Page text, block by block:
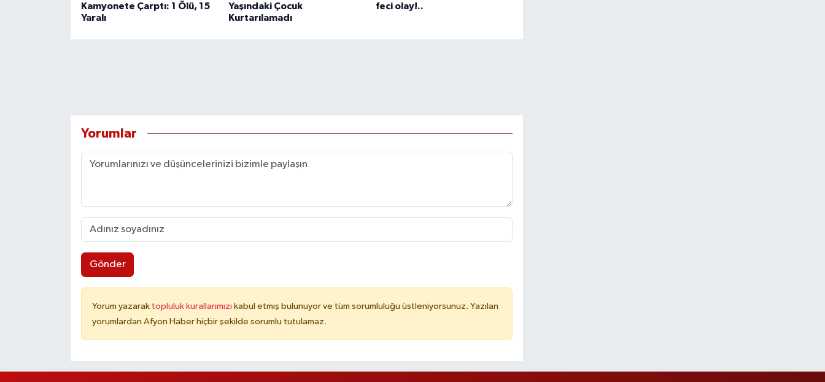
Kamyonete Çarptı: 1 Ölü, 15
Yaralı
Yaşındaki Çocuk
Kurtarılamadı
feci olay!..
Yorumlar
Gönder
Yorum yazarak topluluk kurallarımızı kabul etmiş bulunuyor ve tüm sorumluluğu üstleniyorsunuz. Yazılan
yorumlardan Afyon Haber hiçbir şekilde sorumlu tutulamaz.